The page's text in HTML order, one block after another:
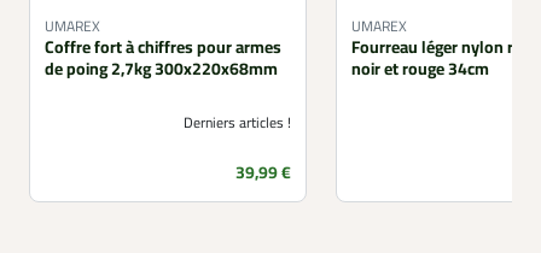
UMAREX
Coffre fort à chiffres pour armes
de poing 2,7kg 300x220x68mm
Derniers articles !
Prix
39,99 €
UMAREX
Fourreau léger nylon
noir et rouge 34cm